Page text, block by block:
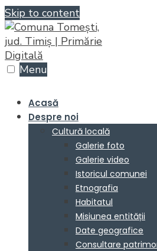
Skip to content
Menu
Acasă
Despre noi
Cultură locală
Galerie foto
Galerie video
Istoricul comunei
Etnografia
Habitatul
Misiunea entității
Date geografice
Consultare